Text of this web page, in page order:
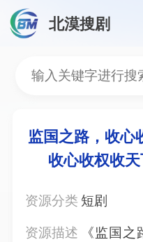
北漠搜剧
监国之路
监国之路，收心
收心收权收
资源分类 短剧
资源描述
《监国